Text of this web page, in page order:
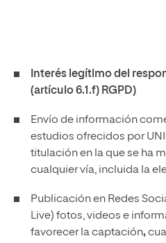
Interés legítimo del
(artículo 6.1.f) RGPD)
Envío de información
estudios ofrecidos por
titulación en la que se ha
cualquier vía, incluida la
Publicación en Redes
Live) fotos, videos e
favorecer la captación,